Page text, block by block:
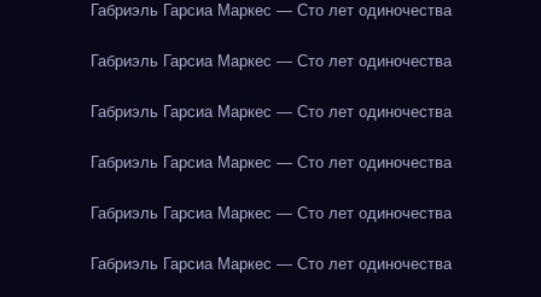
Габриэль Гарсиа Маркес — Сто лет одиночества
Габриэль Гарсиа Маркес — Сто лет одиночества
Габриэль Гарсиа Маркес — Сто лет одиночества
Габриэль Гарсиа Маркес — Сто лет одиночества
Габриэль Гарсиа Маркес — Сто лет одиночества
Габриэль Гарсиа Маркес — Сто лет одиночества